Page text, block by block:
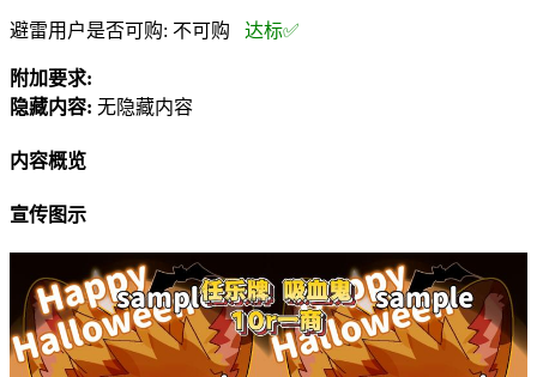
避雷用户是否可购: 不可购 达标✅
附加要求:
隐藏内容: 无隐藏内容
内容概览
宣传图示